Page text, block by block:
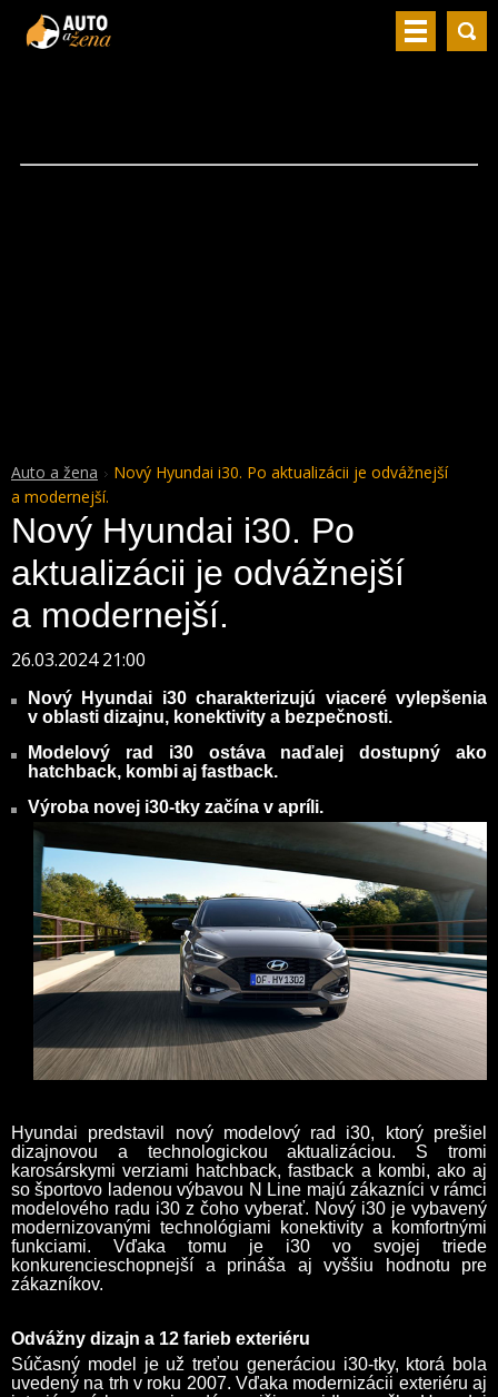
Auto a žena
Nový Hyundai i30. Po aktualizácii je odvážnejší
a modernejší.
Nový Hyundai i30. Po
aktualizácii je odvážnejší
a modernejší.
26.03.2024 21:00
Nový Hyundai i30 charakterizujú viaceré vylepšenia
v oblasti dizajnu, konektivity a bezpečnosti.
Modelový rad i30 ostáva naďalej dostupný ako
hatchback, kombi aj fastback.
Výroba novej i30-tky začína v apríli.
Hyundai predstavil nový modelový rad i30, ktorý prešiel
dizajnovou a technologickou aktualizáciou. S tromi
karosárskymi verziami hatchback, fastback a kombi, ako aj
so športovo ladenou výbavou N Line majú zákazníci v rámci
modelového radu i30 z čoho vyberať. Nový i30 je vybavený
modernizovanými technológiami konektivity a komfortnými
funkciami. Vďaka tomu je i30 vo svojej triede
konkurencieschopnejší a prináša aj vyššiu hodnotu pre
zákazníkov.
Odvážny dizajn a 12 farieb exteriéru
Súčasný model je už treťou generáciou i30-tky, ktorá bola
uvedený na trh v roku 2007. Vďaka modernizácii exteriéru aj